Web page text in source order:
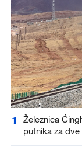
1
Železnica
putnika za dve